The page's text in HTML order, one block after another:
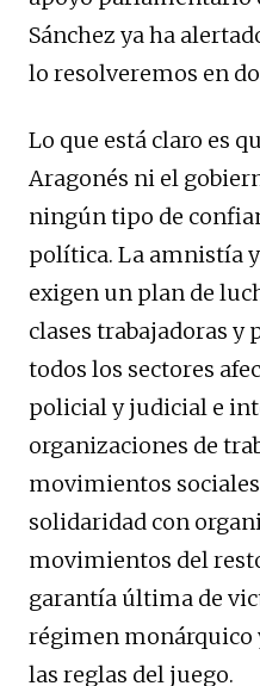
Sánchez ya ha
lo resolveremos en
Lo que está claro es
Aragonés ni el
ningún tipo de
política. La amnistía
exigen un plan de
clases trabajadoras y
todos los sectores
policial y judicial e
organizaciones de
movimientos
solidaridad con
movimientos del
garantía última de
régimen monárquico
las reglas del juego.